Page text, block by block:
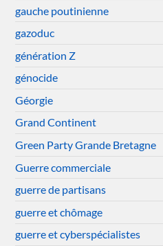
gauche poutinienne
gazoduc
génération Z
génocide
Géorgie
Grand Continent
Green Party Grande Bretagne
Guerre commerciale
guerre de partisans
guerre et chômage
guerre et cyberspécialistes